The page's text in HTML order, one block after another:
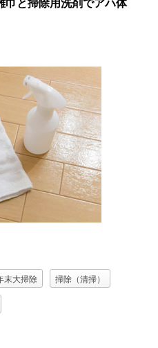
巾と掃除用洗剤でアハ体
末大掃除 掃除（清掃）